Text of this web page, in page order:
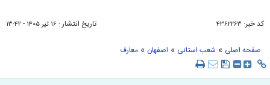
کد خبر: ۴۳۶۲۲۶۳ تاریخ انتشار : ۱۶ تير ۱۴۰۵ - ۱۳:۴۲
صفحه اصلی » شعب استانی » اصفهان » معارف